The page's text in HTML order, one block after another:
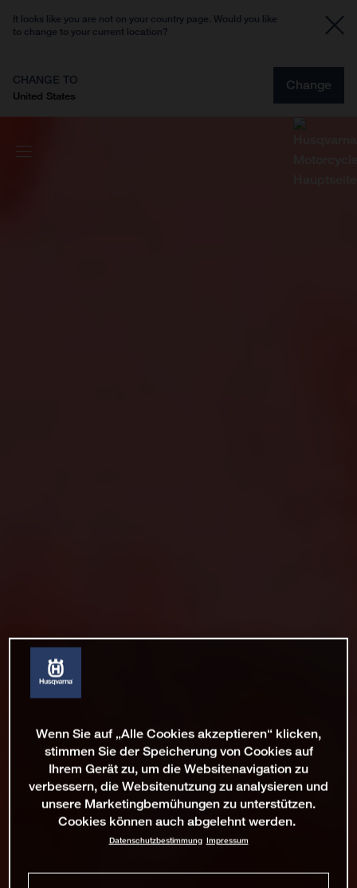
It looks like you are not on your country page. Would you like
to change to your current location?
CHANGE TO
United States
Change
Wenn Sie auf „Alle Cookies akzeptieren“ klicken,
stimmen Sie der Speicherung von Cookies auf
Ihrem Gerät zu, um die Websitenavigation zu
verbessern, die Websitenutzung zu analysieren und
unsere Marketingbemühungen zu unterstützen.
Cookies können auch abgelehnt werden.
Datenschutzbestimmung Impressum